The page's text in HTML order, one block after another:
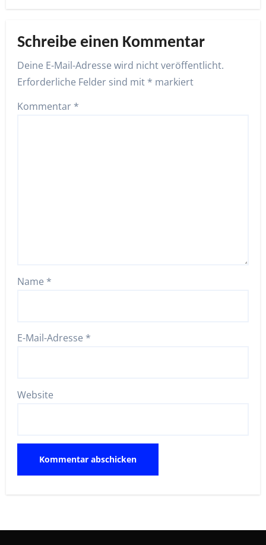
Schreibe einen Kommentar
Deine E-Mail-Adresse wird nicht veröffentlicht.
Erforderliche Felder sind mit * markiert
Kommentar *
Name *
E-Mail-Adresse *
Website